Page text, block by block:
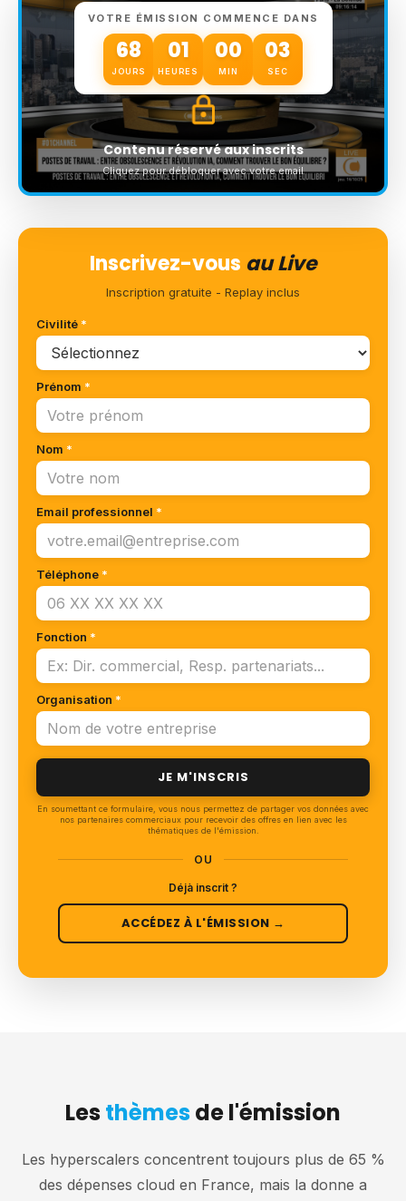
VOTRE ÉMISSION COMMENCE DANS
68
JOURS
01
HEURES
00
MIN
02
SEC
Contenu réservé aux inscrits
Cliquez pour débloquer avec votre email
Inscrivez-vous au Live
Inscription gratuite - Replay inclus
Civilité *
Prénom *
Nom *
Email professionnel *
Téléphone *
Fonction *
Organisation *
JE M'INSCRIS
En soumettant ce formulaire, vous nous permettez de partager vos données avec
nos partenaires commerciaux pour recevoir des offres en lien avec les
thématiques de l'émission.
OU
Déjà inscrit ?
ACCÉDEZ À L'ÉMISSION →
Les thèmesde l'émission
Les hyperscalers concentrent toujours plus de 65 %
des dépenses cloud en France, mais la donne a